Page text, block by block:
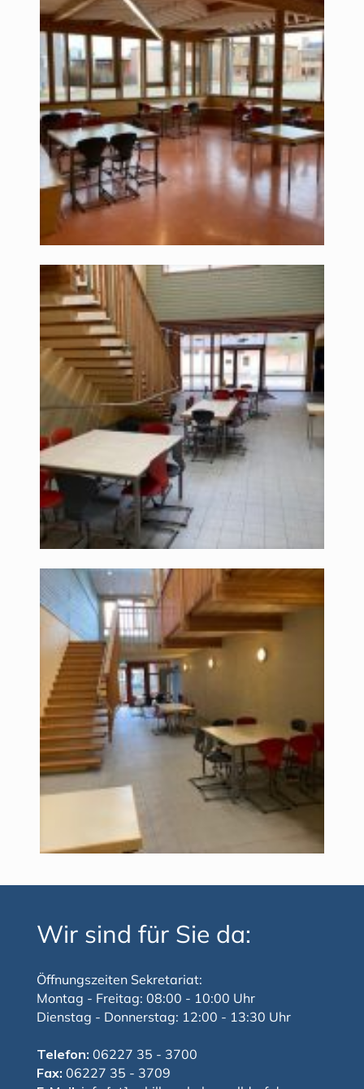
Wir sind für Sie da:
Öffnungszeiten Sekretariat:
Montag - Freitag: 08:00 - 10:00 Uhr
Dienstag - Donnerstag: 12:00 - 13:30 Uhr
Telefon: 06227 35 - 3700
Fax: 06227 35 - 3709